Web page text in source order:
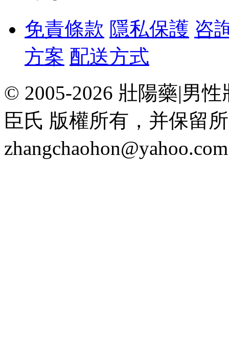
免責條款 隱私保護 咨
方案 配送方式
© 2005-2026 壯陽藥|男
臣氏 版權所有，并保留